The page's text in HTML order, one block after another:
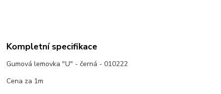
Kompletní specifikace
Gumová lemovka "U" - černá - 010222
Cena za 1m